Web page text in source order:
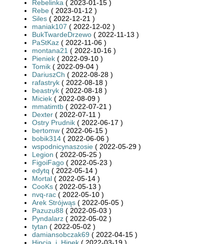
Rebelinka ( 2023-01-15 )
Rebe ( 2023-01-12 )
Siles ( 2022-12-21 )
maniak107 ( 2022-12-02 )
BukTwardeDrzewo ( 2022-11-13 )
PaStKaz ( 2022-11-06 )
montana21 ( 2022-10-16 )
Pieniek ( 2022-09-10 )
Tomik ( 2022-09-04 )
DariuszCh ( 2022-08-28 )
rafastryk ( 2022-08-18 )
beastryk ( 2022-08-18 )
Miciek ( 2022-08-09 )
mmatimtb ( 2022-07-21 )
Dexter ( 2022-07-11 )
Ostry Prudnik ( 2022-06-17 )
bertomw ( 2022-06-15 )
bobik314 ( 2022-06-06 )
wspodnicynaszosie ( 2022-05-29 )
Legion ( 2022-05-25 )
FigoiFago ( 2022-05-23 )
edytq ( 2022-05-14 )
Mortal ( 2022-05-14 )
CooKs ( 2022-05-13 )
nvq-rac ( 2022-05-10 )
Arek Strójwąs ( 2022-05-05 )
Pazuzu88 ( 2022-05-03 )
Pyndalarz ( 2022-05-02 )
tytan ( 2022-05-02 )
damiansobczak69 ( 2022-04-15 )
Hipcia_i_Hipek ( 2022-03-19 )